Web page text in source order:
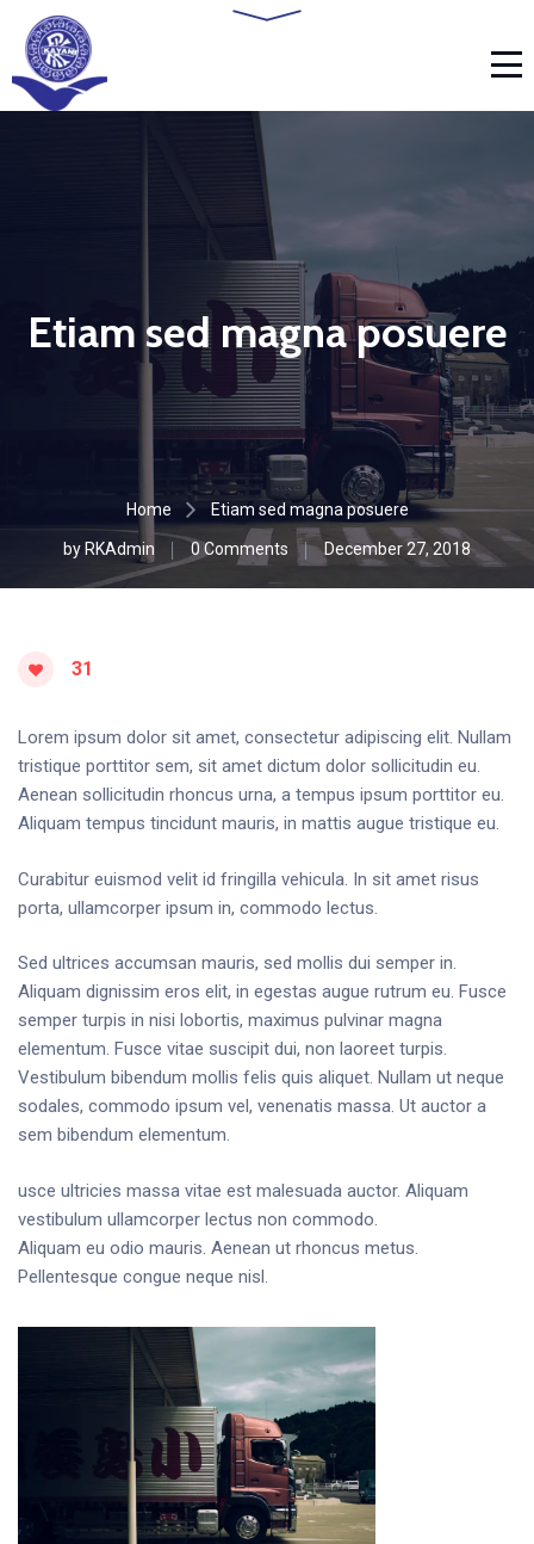
Etiam sed magna posuere
Home Etiam sed magna posuere
by RKAdmin 0 Comments December 27, 2018
31
Lorem ipsum dolor sit amet, consectetur adipiscing elit. Nullam
tristique porttitor sem, sit amet dictum dolor sollicitudin eu.
Aenean sollicitudin rhoncus urna, a tempus ipsum porttitor eu.
Aliquam tempus tincidunt mauris, in mattis augue tristique eu.
Curabitur euismod velit id fringilla vehicula. In sit amet risus
porta, ullamcorper ipsum in, commodo lectus.
Sed ultrices accumsan mauris, sed mollis dui semper in.
Aliquam dignissim eros elit, in egestas augue rutrum eu. Fusce
semper turpis in nisi lobortis, maximus pulvinar magna
elementum. Fusce vitae suscipit dui, non laoreet turpis.
Vestibulum bibendum mollis felis quis aliquet. Nullam ut neque
sodales, commodo ipsum vel, venenatis massa. Ut auctor a
sem bibendum elementum.
usce ultricies massa vitae est malesuada auctor. Aliquam
vestibulum ullamcorper lectus non commodo.
Aliquam eu odio mauris. Aenean ut rhoncus metus.
Pellentesque congue neque nisl.